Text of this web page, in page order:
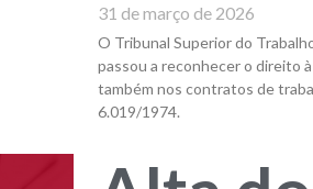
31 de março de 2026
O Tribunal Superior do
passou a reconhecer o direito
também nos contratos de
6.019/1974.